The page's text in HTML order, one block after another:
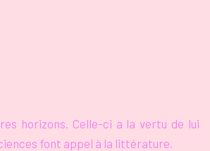
horizons. Celle-ci a la vertu de lui
font appel à la littérature.